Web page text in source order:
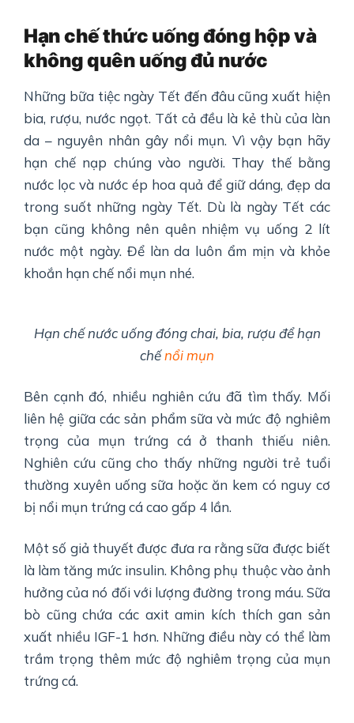
Hạn chế thức uống đóng hộp và
không quên uống đủ nước
Những bữa tiệc ngày Tết đến đâu cũng xuất hiện
bia, rượu, nước ngọt. Tất cả đều là kẻ thù của làn
da – nguyên nhân gây nổi mụn. Vì vậy bạn hãy
hạn chế nạp chúng vào người. Thay thế bằng
nước lọc và nước ép hoa quả để giữ dáng, đẹp da
trong suốt những ngày Tết. Dù là ngày Tết các
bạn cũng không nên quên nhiệm vụ uống 2 lít
nước một ngày. Để làn da luôn ẩm mịn và khỏe
khoắn hạn chế nổi mụn nhé.
Hạn chế nước uống đóng chai, bia, rượu để hạn
chếnổi mụn
Bên cạnh đó, nhiều nghiên cứu đã tìm thấy. Mối
liên hệ giữa các sản phẩm sữa và mức độ nghiêm
trọng của mụn trứng cá ở thanh thiếu niên.
Nghiên cứu cũng cho thấy những người trẻ tuổi
thường xuyên uống sữa hoặc ăn kem có nguy cơ
bị nổi mụn trứng cá cao gấp 4 lần.
Một số giả thuyết được đưa ra rằng sữa được biết
là làm tăng mức insulin. Không phụ thuộc vào ảnh
hưởng của nó đối với lượng đường trong máu. Sữa
bò cũng chứa các axit amin kích thích gan sản
xuất nhiều IGF-1 hơn. Những điều này có thể làm
trầm trọng thêm mức độ nghiêm trọng của mụn
trứng cá.